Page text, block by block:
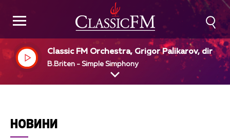
Classic FM Orchestra, Grigor Palikarov, dir
B.Briten - Simple Simphony
НОВИНИ